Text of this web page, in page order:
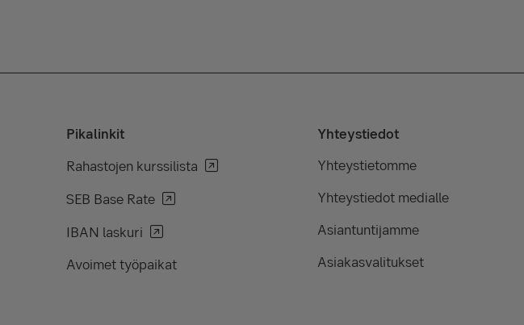
Pikalinkit
Rahastojen kurssilista
SEB Base Rate
IBAN laskuri
Avoimet työpaikat
Yhteystiedot
Yhteystietomme
Yhteystiedot medialle
Asiantuntijamme
Asiakasvalitukset